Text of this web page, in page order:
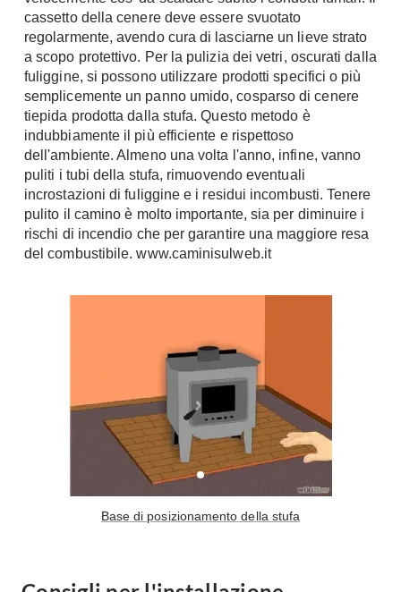
cassetto della cenere deve essere svuotato
regolarmente, avendo cura di lasciarne un lieve strato
a scopo protettivo. Per la pulizia dei vetri, oscurati dalla
fuliggine, si possono utilizzare prodotti specifici o più
semplicemente un panno umido, cosparso di cenere
tiepida prodotta dalla stufa. Questo metodo è
indubbiamente il più efficiente e rispettoso
dell'ambiente. Almeno una volta l'anno, infine, vanno
puliti i tubi della stufa, rimuovendo eventuali
incrostazioni di fuliggine e i residui incombusti. Tenere
pulito il camino è molto importante, sia per diminuire i
rischi di incendio che per garantire una maggiore resa
del combustibile. www.caminisulweb.it
Base di posizionamento della stufa